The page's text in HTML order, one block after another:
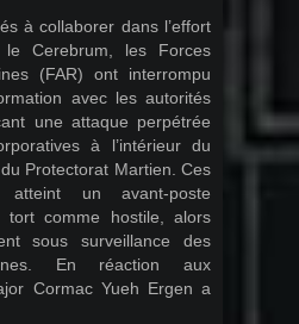
à collaborer dans l’effort
Cerebrum, les Forces
(FAR) ont interrompu
avec les autorités
une attaque perpétrée
à l’intérieur du
Protectorat Martien. Ces
atteint un avant-poste
tort comme hostile, alors
sous surveillance des
En réaction aux
Cormac Yueh Ergen a